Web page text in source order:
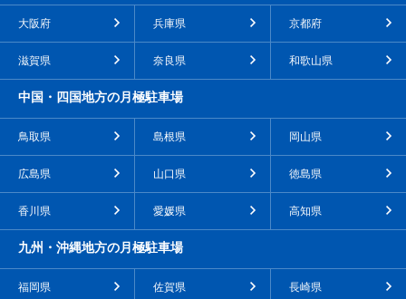
大阪府 兵庫県 京都府
滋賀県 奈良県 和歌山県
中国・四国地方の月極駐車場
鳥取県 島根県 岡山県
広島県 山口県 徳島県
香川県 愛媛県 高知県
九州・沖縄地方の月極駐車場
福岡県 佐賀県 長崎県